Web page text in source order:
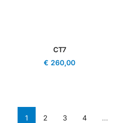
CT7
€ 260,00
1 2 3 4 …